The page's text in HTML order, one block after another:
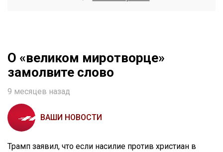
О «великом миротворце»
замолвите слово
9 месяцев назад
ВАШИ НОВОСТИ
Трамп заявил, что если насилие против христиан в